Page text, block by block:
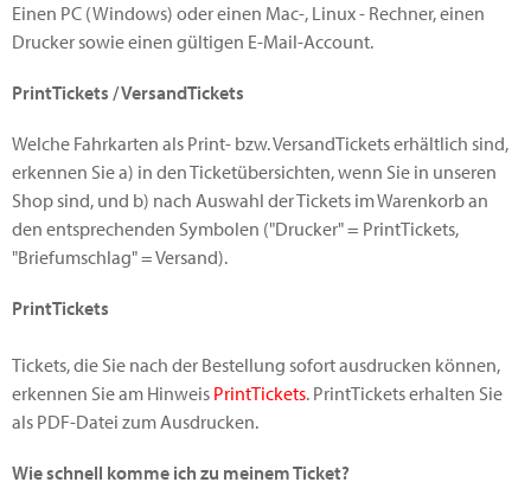
Einen PC (Windows) oder einen Mac-, Linux - Rechner, einen
Drucker sowie einen gültigen E-Mail-Account.
PrintTickets / VersandTickets
Welche Fahrkarten als Print- bzw. VersandTickets erhältlich sind,
erkennen Sie a) in den Ticketübersichten, wenn Sie in unseren
Shop sind, und b) nach Auswahl der Tickets im Warenkorb an
den entsprechenden Symbolen ("Drucker" = PrintTickets,
"Briefumschlag" = Versand).
PrintTickets
Tickets, die Sie nach der Bestellung sofort ausdrucken können,
erkennen Sie am Hinweis PrintTickets. PrintTickets erhalten Sie
als PDF-Datei zum Ausdrucken.
Wie schnell komme ich zu meinem Ticket?